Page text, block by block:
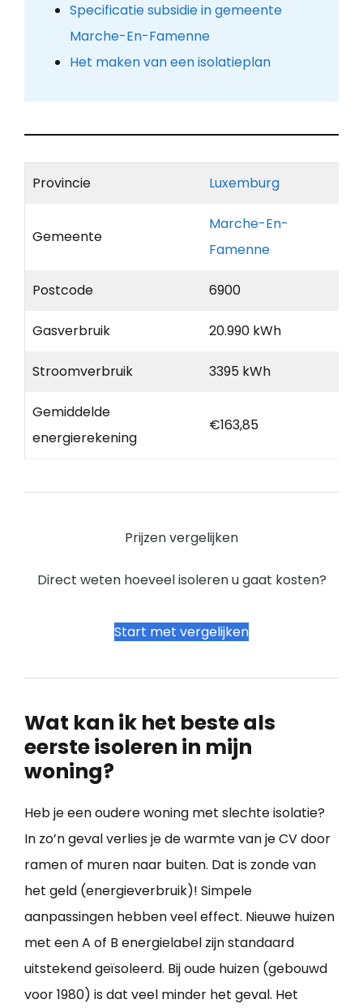
Specificatie subsidie in gemeente
Marche-En-Famenne
Het maken van een isolatieplan
Provincie Luxemburg
Gemeente
Marche-En-
Famenne
Postcode 6900
Gasverbruik 20.990 kWh
Stroomverbruik 3395 kWh
Gemiddelde
energierekening
€163,85
Prijzen vergelijken
Direct weten hoeveel isoleren u gaat kosten?
Start met vergelijken
Wat kan ik het beste als
eerste isoleren in mijn
woning?
Heb je een oudere woning met slechte isolatie?
In zo’n geval verlies je de warmte van je CV door
ramen of muren naar buiten. Dat is zonde van
het geld (energieverbruik)! Simpele
aanpassingen hebben veel effect. Nieuwe huizen
met een A of B energielabel zijn standaard
uitstekend geïsoleerd. Bij oude huizen (gebouwd
voor 1980) is dat veel minder het geval. Het